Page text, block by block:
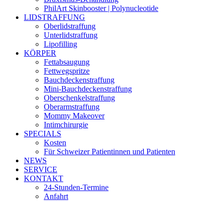
PhilArt Skinbooster | Polynucleotide
LIDSTRAFFUNG
Oberlidstraffung
Unterlidstraffung
Lipofilling
KÖRPER
Fettabsaugung
Fettwegspritze
Bauchdeckenstraffung
Mini-Bauchdeckenstraffung
Oberschenkelstraffung
Oberarmstraffung
Mommy Makeover
Intimchirurgie
SPECIALS
Kosten
Für Schweizer Patientinnen und Patienten
NEWS
SERVICE
KONTAKT
24-Stunden-Termine
Anfahrt